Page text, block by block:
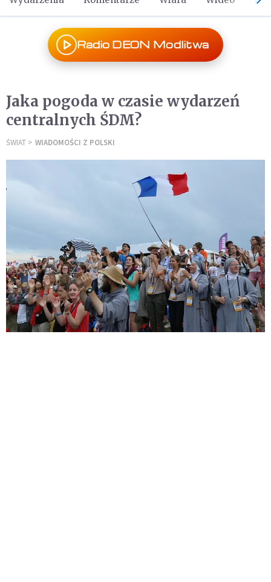
Radio DEON Modlitwa
Jaka pogoda w czasie wydarzeń
centralnych ŚDM?
ŚWIAT WIADOMOŚCI Z POLSKI